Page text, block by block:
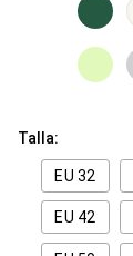
Talla:
EU 32
EU 42